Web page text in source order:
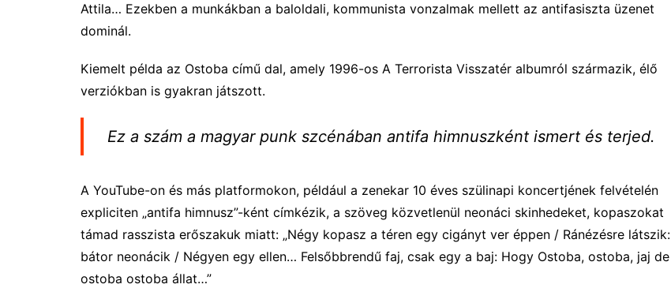
Attila… Ezekben a munkákban a baloldali, kommunista vonzalmak mellett az antifasiszta üzenet
dominál.
Kiemelt példa az Ostoba című dal, amely 1996-os A Terrorista Visszatér albumról származik, élő
verziókban is gyakran játszott.
Ez a szám a magyar punk szcénában antifa himnuszként ismert és terjed.
A YouTube-on és más platformokon, például a zenekar 10 éves szülinapi koncertjének felvételén
expliciten „antifa himnusz”-ként címkézik, a szöveg közvetlenül neonáci skinhedeket, kopaszokat
támad rasszista erőszakuk miatt: „Négy kopasz a téren egy cigányt ver éppen / Ránézésre látszik:
bátor neonácik / Négyen egy ellen… Felsőbbrendű faj, csak egy a baj: Hogy Ostoba, ostoba, jaj de
ostoba ostoba állat…”